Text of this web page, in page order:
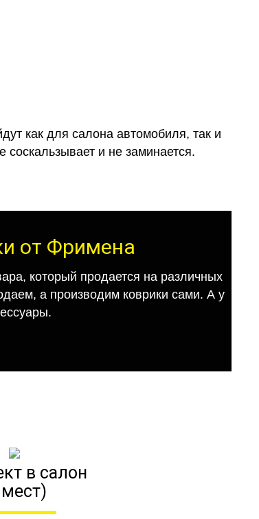
как для салона автомобиля, так и
соскальзывает и не заминается.
от Фримена
который продается на различных
а производим коврики сами. А у
в салон